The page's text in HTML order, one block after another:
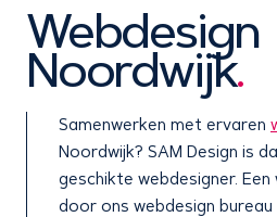
Webdesign
Noordwijk.
Samenwerken met ervaren
Noordwijk? SAM Design is
geschikte webdesigner.
door ons webdesign